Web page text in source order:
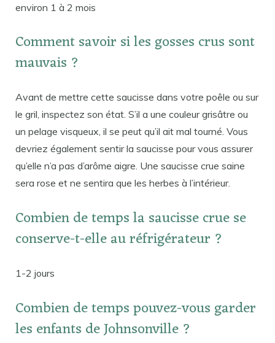
environ 1 à 2 mois
Comment savoir si les gosses crus sont
mauvais ?
Avant de mettre cette saucisse dans votre poêle ou sur
le gril, inspectez son état. S’il a une couleur grisâtre ou
un pelage visqueux, il se peut qu’il ait mal tourné. Vous
devriez également sentir la saucisse pour vous assurer
qu’elle n’a pas d’arôme aigre. Une saucisse crue saine
sera rose et ne sentira que les herbes à l’intérieur.
Combien de temps la saucisse crue se
conserve-t-elle au réfrigérateur ?
1-2 jours
Combien de temps pouvez-vous garder
les enfants de Johnsonville ?